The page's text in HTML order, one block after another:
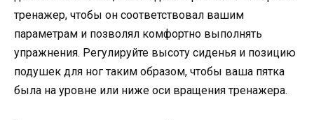
тренажер, чтобы он соответствовал вашим
параметрам и позволял комфортно выполнять
упражнения. Регулируйте высоту сиденья и позицию
подушек для ног таким образом, чтобы ваша пятка
была на уровне или ниже оси вращения тренажера.